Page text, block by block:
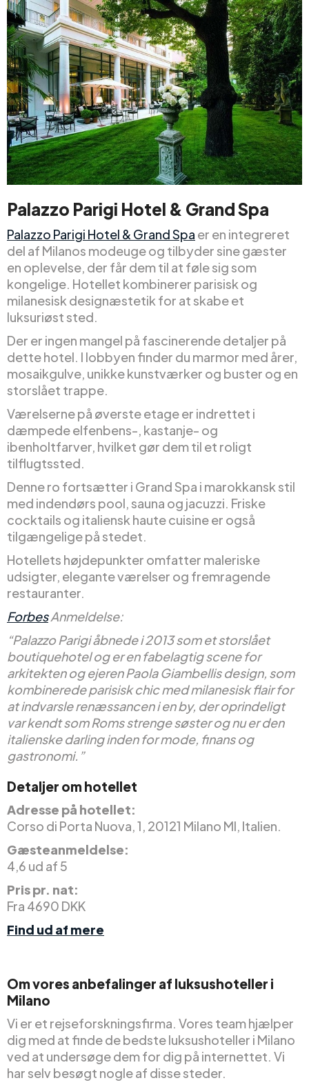
Palazzo Parigi Hotel & Grand Spa
Palazzo Parigi Hotel & Grand Spa er en integreret
del af Milanos modeuge og tilbyder sine gæster
en oplevelse, der får dem til at føle sig som
kongelige. Hotellet kombinerer parisisk og
milanesisk designæstetik for at skabe et
luksuriøst sted.
Der er ingen mangel på fascinerende detaljer på
dette hotel. I lobbyen finder du marmor med årer,
mosaikgulve, unikke kunstværker og buster og en
storslået trappe.
Værelserne på øverste etage er indrettet i
dæmpede elfenbens-, kastanje- og
ibenholtfarver, hvilket gør dem til et roligt
tilflugtssted.
Denne ro fortsætter i Grand Spa i marokkansk stil
med indendørs pool, sauna og jacuzzi. Friske
cocktails og italiensk haute cuisine er også
tilgængelige på stedet.
Hotellets højdepunkter omfatter maleriske
udsigter, elegante værelser og fremragende
restauranter.
ForbesAnmeldelse:
“Palazzo Parigi åbnede i 2013 som et storslået
boutiquehotel og er en fabelagtig scene for
arkitekten og ejeren Paola Giambellis design, som
kombinerede parisisk chic med milanesisk flair for
at indvarsle renæssancen i en by, der oprindeligt
var kendt som Roms strenge søster og nu er den
italienske darling inden for mode, finans og
gastronomi.”
Detaljer om hotellet
Adresse på hotellet:
Corso di Porta Nuova, 1, 20121 Milano MI, Italien.
Gæsteanmeldelse:
4,6 ud af 5
Pris pr. nat:
Fra 4690 DKK
Find ud af mere
Om vores anbefalinger af luksushoteller i
Milano
Vi er et rejseforskningsfirma. Vores team hjælper
dig med at finde de bedste luksushoteller i Milano
ved at undersøge dem for dig på internettet. Vi
har selv besøgt nogle af disse steder.